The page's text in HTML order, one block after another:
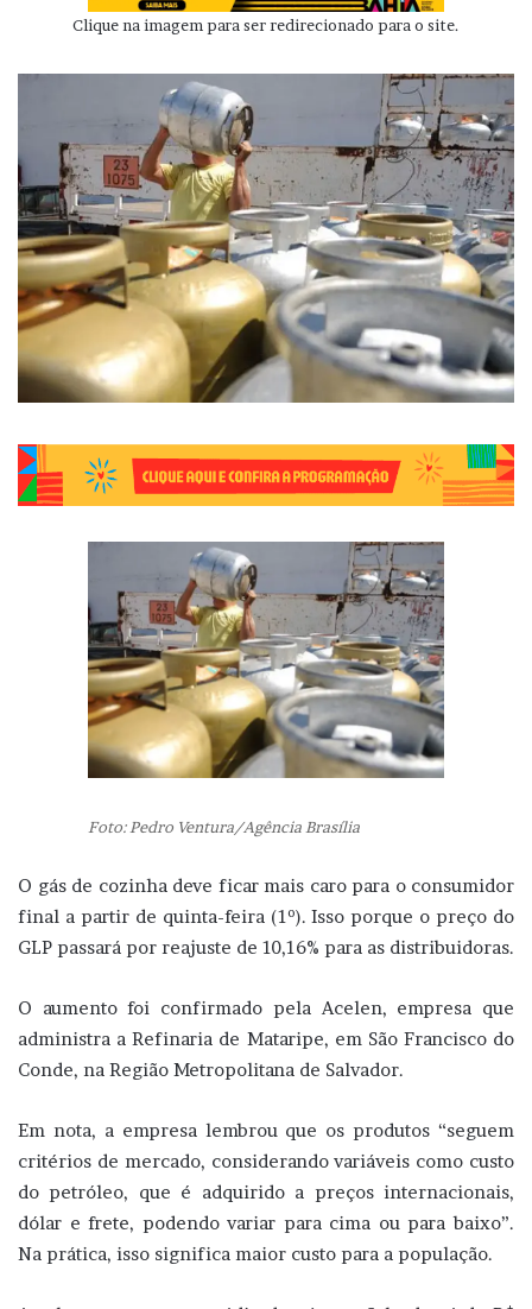
Clique na imagem para ser redirecionado para o site.
Foto: Pedro Ventura/Agência Brasília
O gás de cozinha deve ficar mais caro para o consumidor
final a partir de quinta-feira (1º). Isso porque o preço do
GLP passará por reajuste de 10,16% para as distribuidoras.
O aumento foi confirmado pela Acelen, empresa que
administra a Refinaria de Mataripe, em São Francisco do
Conde, na Região Metropolitana de Salvador.
Em nota, a empresa lembrou que os produtos “seguem
critérios de mercado, considerando variáveis como custo
do petróleo, que é adquirido a preços internacionais,
dólar e frete, podendo variar para cima ou para baixo”.
Na prática, isso significa maior custo para a população.